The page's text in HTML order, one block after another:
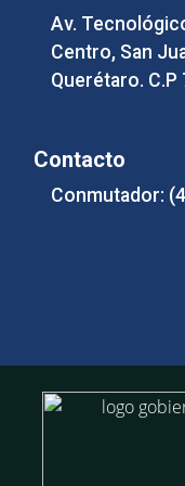
Av.
Centro, San
Querétaro. C.P
Contacto
Conmutador: